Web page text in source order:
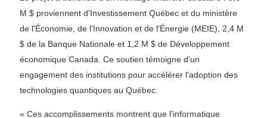
M $ proviennent d'Investissement Québec et du ministère
de l'Économie, de l'Innovation et de l'Énergie (MEIE), 2,4 M
$ de la Banque Nationale et 1,2 M $ de Développement
économique Canada. Ce soutien témoigne d'un
engagement des institutions pour accélérer l'adoption des
technologies quantiques au Québec.
« Ces accomplissements montrent que l'informatique